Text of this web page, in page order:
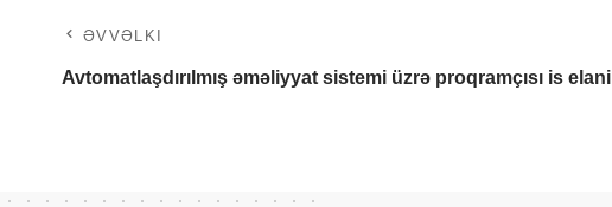
ƏVVƏLKI
Avtomatlaşdırılmış əməliyyat sistemi üzrə proqramçısı is elani